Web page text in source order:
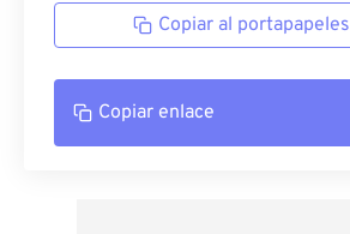
Copiar al portapapeles
Copiar enlace